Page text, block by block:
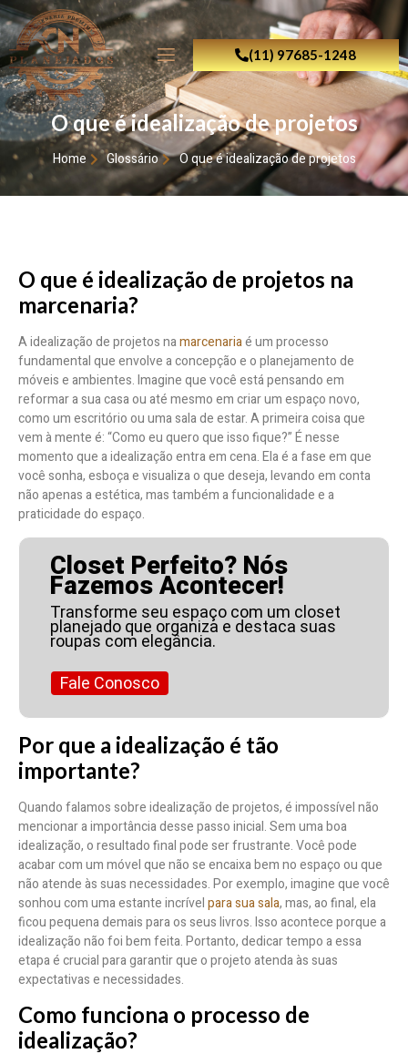
(11) 97685-1248
O que é idealização de projetos
Home Glossário O que é idealização de projetos
O que é idealização de projetos na
marcenaria?
A idealização de projetos namarcenariaé um processo
fundamental que envolve a concepção e o planejamento de
móveis e ambientes. Imagine que você está pensando em
reformar a sua casa ou até mesmo em criar um espaço novo,
como um escritório ou uma sala de estar. A primeira coisa que
vem à mente é: “Como eu quero que isso fique?” É nesse
momento que a idealização entra em cena. Ela é a fase em que
você sonha, esboça e visualiza o que deseja, levando em conta
não apenas a estética, mas também a funcionalidade e a
praticidade do espaço.
Closet Perfeito? Nós
Fazemos Acontecer!
Transforme seu espaço com um closet
planejado que organiza e destaca suas
roupas com elegância.
Fale Conosco
Por que a idealização é tão
importante?
Quando falamos sobre idealização de projetos, é impossível não
mencionar a importância desse passo inicial. Sem uma boa
idealização, o resultado final pode ser frustrante. Você pode
acabar com um móvel que não se encaixa bem no espaço ou que
não atende às suas necessidades. Por exemplo, imagine que você
sonhou com uma estante incrívelpara sua sala, mas, ao final, ela
ficou pequena demais para os seus livros. Isso acontece porque a
idealização não foi bem feita. Portanto, dedicar tempo a essa
etapa é crucial para garantir que o projeto atenda às suas
expectativas e necessidades.
Como funciona o processo de
idealização?